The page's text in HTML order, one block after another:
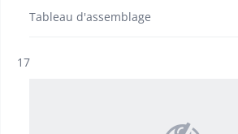
Tableau d'assemblage
Résultat n°
17